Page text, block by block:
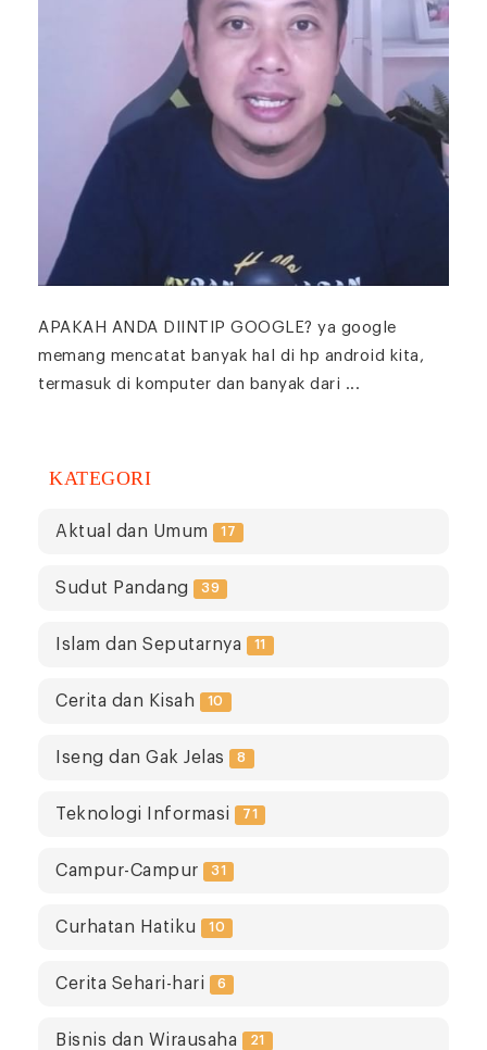
APAKAH ANDA DIINTIP GOOGLE? ya google
memang mencatat banyak hal di hp android kita,
termasuk di komputer dan banyak dari ...
KATEGORI
Aktual dan Umum 17
Sudut Pandang 39
Islam dan Seputarnya 11
Cerita dan Kisah 10
Iseng dan Gak Jelas 8
Teknologi Informasi 71
Campur-Campur 31
Curhatan Hatiku 10
Cerita Sehari-hari 6
Bisnis dan Wirausaha 21